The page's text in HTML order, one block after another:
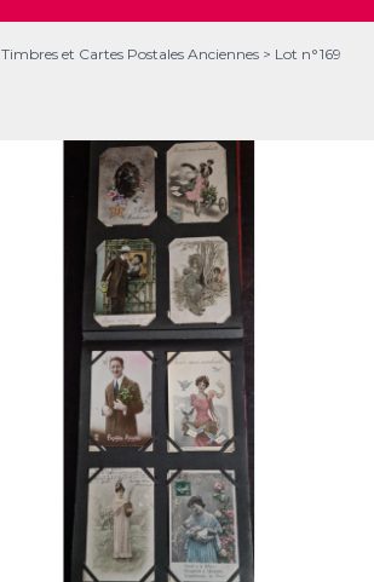
Timbres et Cartes Postales Anciennes > Lot n°169